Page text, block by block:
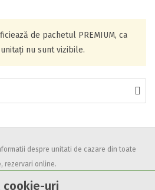
cookie-uri
de pachetul PREMIUM, ca
nu sunt vizibile.
despre unitati de cazare din toate
rezervari online.
ca sunteti de acord cu